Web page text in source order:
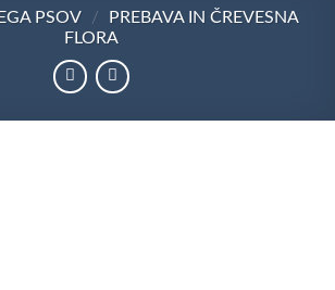
PSOV /
PREBAVA IN ČREVESNA
FLORA